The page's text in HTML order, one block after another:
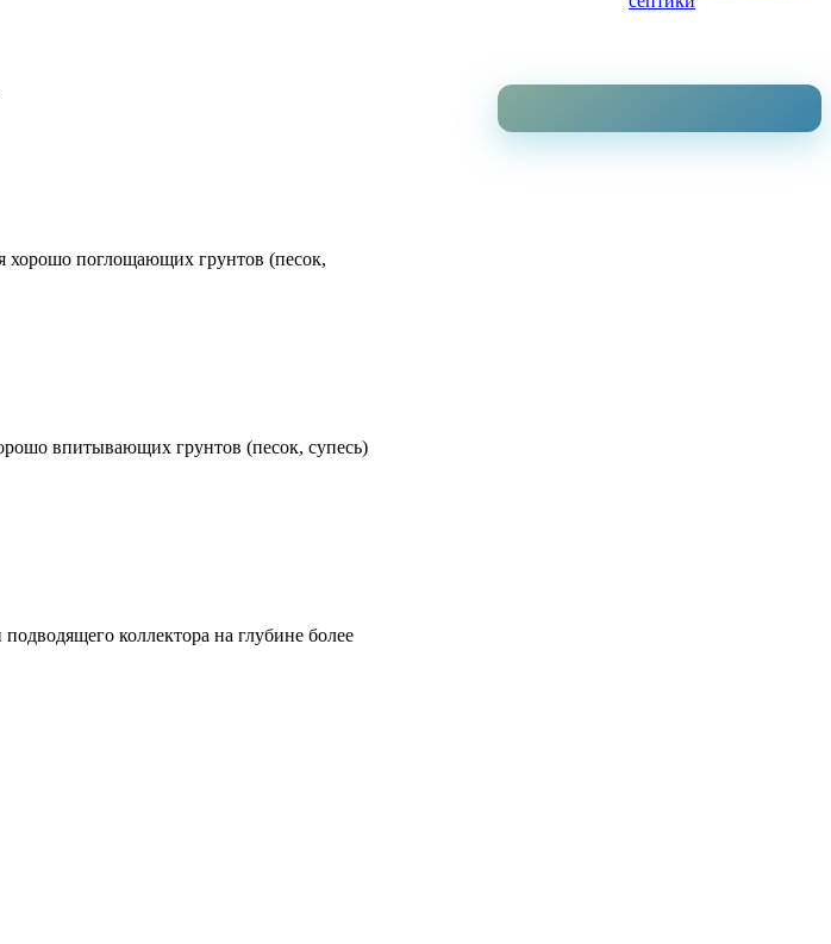
поглощающих грунтов (песок,
впитывающих грунтов (песок, супесь)
коллектора на глубине более